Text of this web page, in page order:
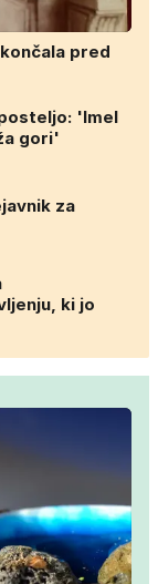
pred
'Imel
gori'
za
ki jo